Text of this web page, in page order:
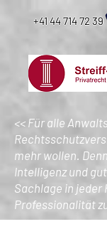
+41 44 714 72 39
<< Für alle
mehr wollen.
Intelligenz und
Sachlage in jeder
Professionalität